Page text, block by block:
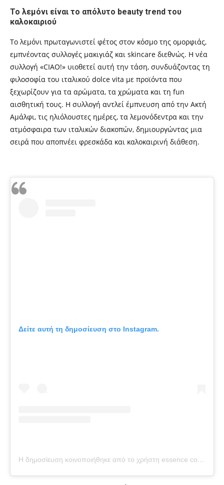
Το λεμόνι είναι το απόλυτο beauty trend του
καλοκαιριού
Το λεμόνι πρωταγωνιστεί φέτος στον κόσμο της ομορφιάς,
εμπνέοντας συλλογές μακιγιάζ και skincare διεθνώς. Η νέα
συλλογή «CIAO!» υιοθετεί αυτή την τάση, συνδυάζοντας τη
φιλοσοφία του ιταλικού dolce vita με προϊόντα που
ξεχωρίζουν για τα αρώματα, τα χρώματα και τη fun
αισθητική τους. Η συλλογή αντλεί έμπνευση από την Ακτή
Αμάλφι, τις ηλιόλουστες ημέρες, τα λεμονόδεντρα και την
ατμόσφαιρα των ιταλικών διακοπών, δημιουργώντας μια
σειρά που αποπνέει φρεσκάδα και καλοκαιρινή διάθεση.
Δείτε αυτή τη δημοσίευση στο Instagram.
Η δημοσίευση κοινοποιήθηκε από το χρήστη essence cosmetics (@essence_cosmetics)